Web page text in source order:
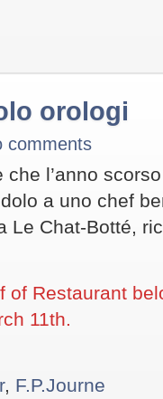
orologi
comments
l’anno
a uno chef
Le Chat-Botté,
of Restaurant
11th.
, F.P.Journe